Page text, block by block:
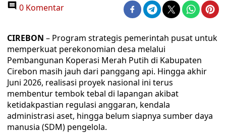
0 Komentar
CIREBON – Program strategis pemerintah pusat untuk
memperkuat perekonomian desa melalui
Pembangunan Koperasi Merah Putih di Kabupaten
Cirebon masih jauh dari panggang api. Hingga akhir
Juni 2026, realisasi proyek nasional ini terus
membentur tembok tebal di lapangan akibat
ketidakpastian regulasi anggaran, kendala
administrasi aset, hingga belum siapnya sumber daya
manusia (SDM) pengelola.